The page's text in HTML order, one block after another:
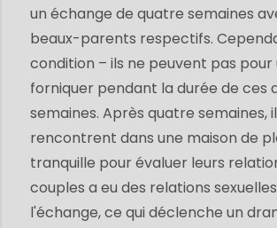
un échange de quatre semaines
beaux-parents respectifs.
condition – ils ne peuvent pas pour
forniquer pendant la durée de ces
semaines. Après quatre semaines,
rencontrent dans une maison de
tranquille pour évaluer leurs
couples a eu des relations
l'échange, ce qui déclenche un